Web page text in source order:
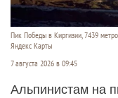
Пик Победы в Киргизии, 7439
Яндекс Карты
7 августа 2026 в 09:45
Альпинистам на